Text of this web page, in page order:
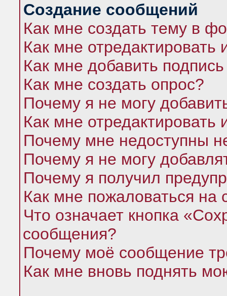
Создание сообщений
Как мне создать тему в
Как мне
Как мне добавить
Как мне создать опрос?
Почему я не могу
Как мне отредактировать
Почему мне недоступны
Почему я не могу
Почему я получил
Как мне пожаловаться
Что означает кнопка
сообщения?
Почему моё сообщение
Как мне вновь поднять